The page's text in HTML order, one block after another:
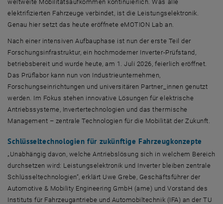
weltweite Mobilitätsaufkommen kontinuierlich. Was alle
elektrifizierten Fahrzeuge verbindet, ist die Leistungselektronik.
Genau hier setzt das heute eröffnete eMOTION Lab an.
Nach einer intensiven Aufbauphase ist nun der erste Teil der
Forschungsinfrastruktur, ein hochmoderner Inverter-Prüfstand,
betriebsbereit und wurde heute, am 1. Juli 2026, feierlich eröffnet.
Das Prüflabor kann nun von Industrieunternehmen,
Forschungseinrichtungen und universitären Partner_innen genutzt
werden. Im Fokus stehen innovative Lösungen für elektrische
Antriebssysteme, Invertertechnologien und das thermische
Management – zentrale Technologien für die Mobilität der Zukunft.
Schlüsseltechnologien für zukünftige Fahrzeugkonzepte
„Unabhängig davon, welche Antriebslösung sich in welchem Bereich
durchsetzen wird: Leistungselektronik und Inverter bleiben zentrale
Schlüsseltechnologien“, erklärt Uwe Grebe, Geschäftsführer der
Automotive & Mobility Engineering GmbH (ame) und Vorstand des
Instituts für Fahrzeugantriebe und Automobiltechnik (IFA) an der TU